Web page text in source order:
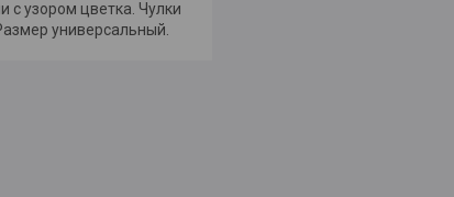
с узором цветка. Чулки
универсальный.